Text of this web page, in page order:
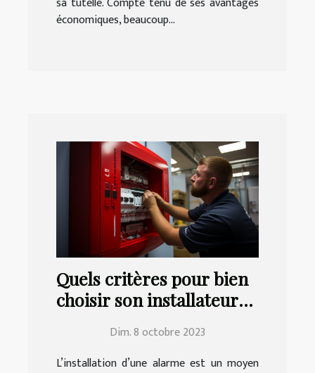
économiques, beaucoup...
Quels critères pour bien
choisir son installateur
Dim. 8 octobre 2023
L’installation d’une alarme est un moyen